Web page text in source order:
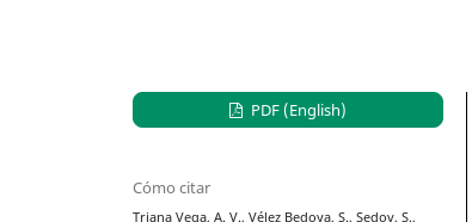
PDF (English)
Cómo citar
Triana Vega, A. V., Vélez Bedoya, S., Sedov, S.,